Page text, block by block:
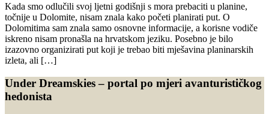
Kada smo odlučili svoj ljetni godišnji s mora prebaciti u planine,
točnije u Dolomite, nisam znala kako početi planirati put. O
Dolomitima sam znala samo osnovne informacije, a korisne vodiče
iskreno nisam pronašla na hrvatskom jeziku. Posebno je bilo
izazovno organizirati put koji je trebao biti mješavina planinarskih
izleta, ali […]
Under Dreamskies – portal po mjeri avanturističkog
hedonista